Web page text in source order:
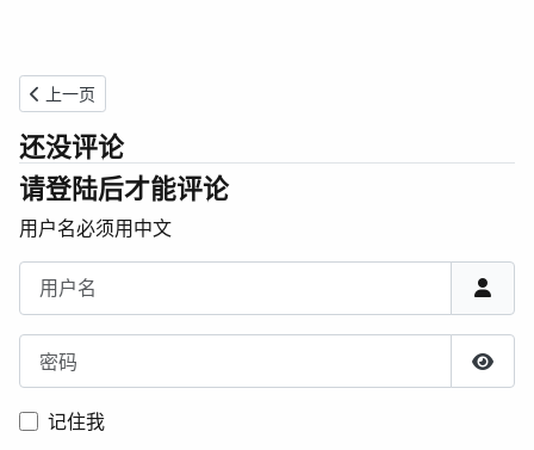
上一篇文章: 欧普OP-YZ22D电子镇流器拆修
上一页
还没评论
请登陆后才能评论
用户名必须用中文
用户名
密码
显示
记住我